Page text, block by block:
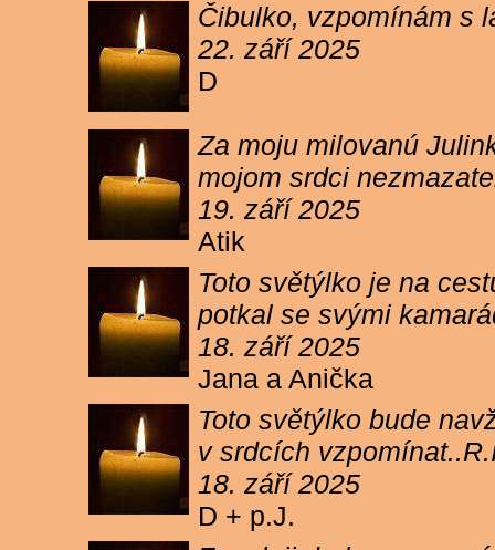
Čibulko, vzpomínám s
22. září 2025
D
Za moju milovanú
mojom srdci
19. září 2025
Atik
Toto světýlko je na
potkal se svými
18. září 2025
Jana a Anička
Toto světýlko bude
v srdcích
18. září 2025
D + p.J.